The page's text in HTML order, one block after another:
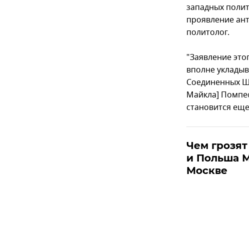
западных
проявление
политолог.
"Заявление
вполне
Соединенных
Майкла]
становится
Чем
и Польша
Москве